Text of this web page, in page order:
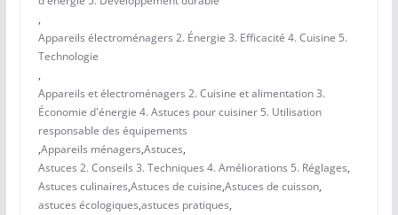
,
Appareils électroménagers 2. Énergie 3. Efficacité 4. Cuisine 5.
Technologie
,
Appareils et électroménagers 2. Cuisine et alimentation 3.
Économie d'énergie 4. Astuces pour cuisiner 5. Utilisation
responsable des équipements
,Appareils ménagers,Astuces,
Astuces 2. Conseils 3. Techniques 4. Améliorations 5. Réglages,
Astuces culinaires,Astuces de cuisine,Astuces de cuisson,
astuces écologiques,astuces pratiques,